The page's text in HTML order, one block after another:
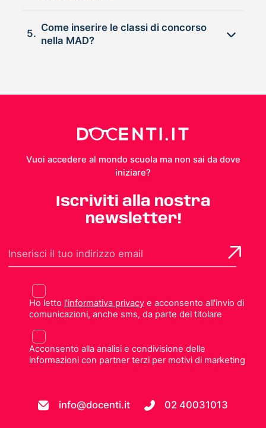
5.
Come inserire le classi di concorso
nella MAD?
Vuoi accedere al mondo scuola ma non sai da dove
iniziare?
Iscriviti alla nostra
newsletter!
Ho letto l'informativa privacye acconsento all'invio di
comunicazioni, anche sms, da parte del titolare
Acconsento alla analisi e condivisione delle
informazioni con partner terzi per motivi di marketing
info@docenti.it 02 40031013